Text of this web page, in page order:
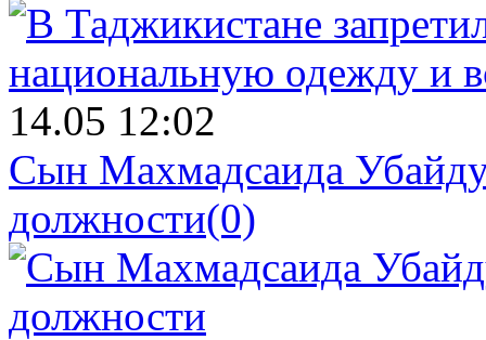
14.05 12:02
Сын Махмадсаида
должности(0)